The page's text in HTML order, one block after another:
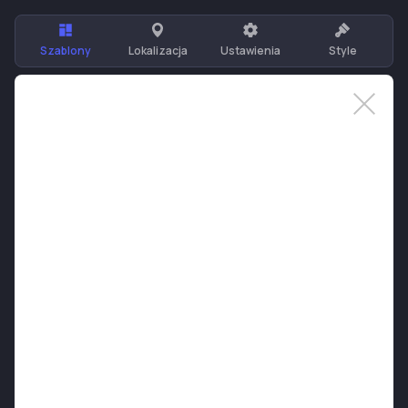
Szablony Lokalizacja Ustawienia Style